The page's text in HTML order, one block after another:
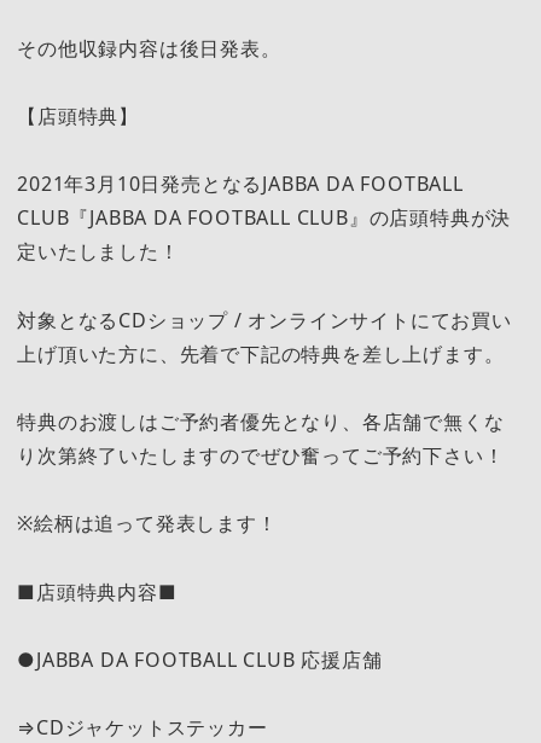
その他収録内容は後日発表。
【店頭特典】
2021年3月10日発売となるJABBA DA FOOTBALL
CLUB『JABBA DA FOOTBALL CLUB』の店頭特典が決
定いたしました！
対象となるCDショップ / オンラインサイトにてお買い
上げ頂いた方に、先着で下記の特典を差し上げます。
特典のお渡しはご予約者優先となり、各店舗で無くな
り次第終了いたしますのでぜひ奮ってご予約下さい！
※絵柄は追って発表します！
■店頭特典内容■
●JABBA DA FOOTBALL CLUB 応援店舗
⇒CDジャケットステッカー